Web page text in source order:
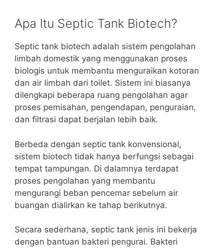
Apa Itu Septic Tank Biotech?
Septic tank biotech adalah sistem pengolahan
limbah domestik yang menggunakan proses
biologis untuk membantu menguraikan kotoran
dan air limbah dari toilet. Sistem ini biasanya
dilengkapi beberapa ruang pengolahan agar
proses pemisahan, pengendapan, penguraian,
dan filtrasi dapat berjalan lebih baik.
Berbeda dengan septic tank konvensional,
sistem biotech tidak hanya berfungsi sebagai
tempat tampungan. Di dalamnya terdapat
proses pengolahan yang membantu
mengurangi beban pencemar sebelum air
buangan dialirkan ke tahap berikutnya.
Secara sederhana, septic tank jenis ini bekerja
dengan bantuan bakteri pengurai. Bakteri